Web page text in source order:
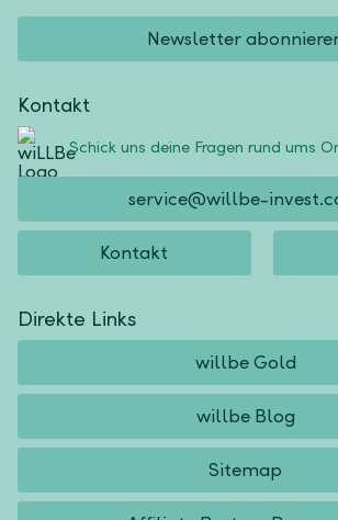
Newsletter
Kontakt
Schick uns deine Fragen rund ums
service@willbe-
Kontakt
Direkte Links
willbe Gold
willbe Blog
Sitemap